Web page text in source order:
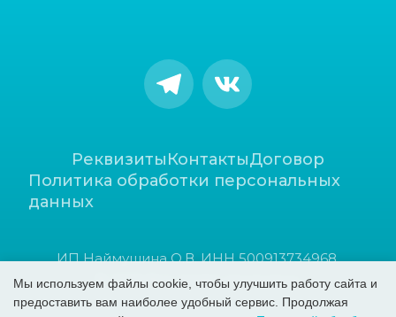
Мы используем файлы cookie, чтобы улучшить работу сайта и
предоставить вам наиболее удобный сервис. Продолжая
РеквизитыКонтактыДоговор
Политика обработки персональных
данных
ИП Наймушина О.В. ИНН 500913734968
© 2026 Все права защищены